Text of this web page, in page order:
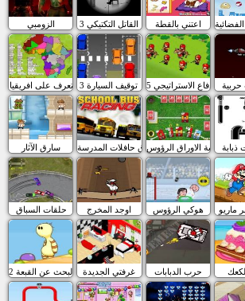
الزومبي القاتل التكتيكي 3 اعتني بالقطة
تعرف على افريقيا 3 توقيف السيارة الدفاع الاستراتيجي 5 حربية
سارق الآثار سباق حافلات المدرسةلعبة الاوراق الرؤوس ذبابة
حلقات السباق اوجد المخرج هوكي الرؤوس ماريو
البحث عن القبعة 2 غرفتي الجديدة حرب الدبابات